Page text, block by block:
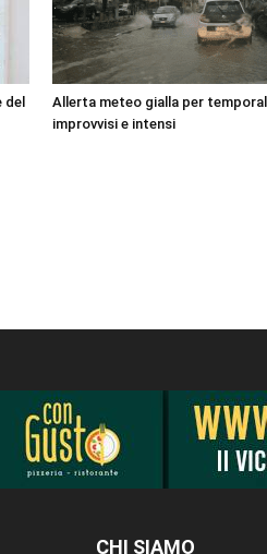
del
Allerta meteo gialla per
improvvisi e intensi
CHI SIAMO